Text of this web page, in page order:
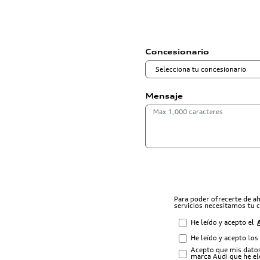
Concesionario
Mensaje
Para poder ofrecerte de
servicios necesitamos tu
He leído y acepto el
He leído y acepto los
Acepto que mis
marca Audi que he